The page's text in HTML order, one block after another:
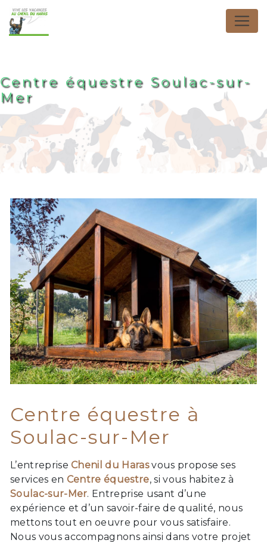
Panneau de gestion des cookies
Centre équestre Soulac-sur-
Mer
Centre équestre à
Soulac-sur-Mer
L’entrepriseChenil du Harasvous propose ses
services en Centre équestre, si vous habitez à
Soulac-sur-Mer. Entreprise usant d’une
expérience et d’un savoir-faire de qualité, nous
mettons tout en oeuvre pour vous satisfaire.
Nous vous accompagnons ainsi dans votre projet